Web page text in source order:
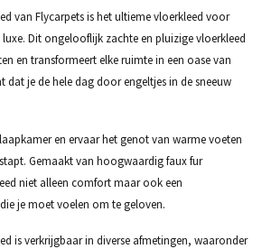
van Flycarpets is het ultieme vloerkleed voor
Dit ongelooflijk zachte en pluizige vloerkleed
en transformeert elke ruimte in een oase van
dat je de hele dag door engeltjes in de sneeuw
en ervaar het genot van warme voeten
Gemaakt van hoogwaardig faux fur
niet alleen comfort maar ook een
je moet voelen om te geloven.
is verkrijgbaar in diverse afmetingen, waaronder